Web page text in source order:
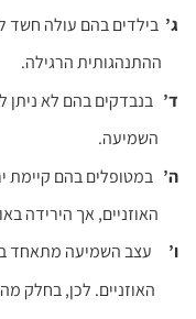
ג’ בילדים בהם עולה חשד
ההתנהגותית הרגילה.
ד’ בנבדקים בהם לא ניתן
השמיעה.
ה’ במטופלים בהם קיימת
האוזניים, אך הירידה
ו’ עצב השמיעה מתאחד
האוזניים. לכן, בחלק